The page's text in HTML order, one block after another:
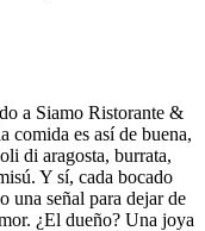
a Siamo Ristorante &
comida es así de buena,
di aragosta, burrata,
Y sí, cada bocado
una señal para dejar de
¿El dueño? Una joya